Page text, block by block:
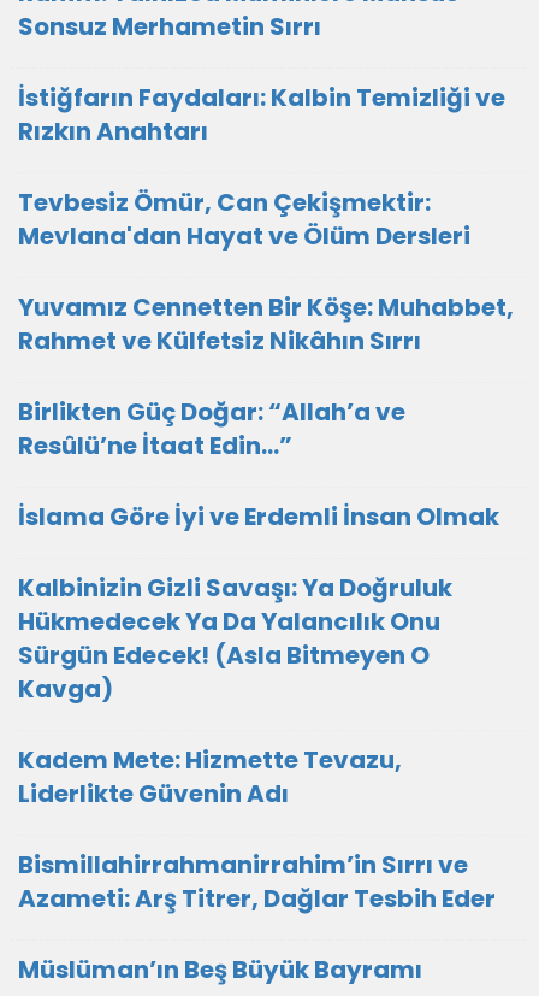
Sonsuz Merhametin Sırrı
İstiğfarın Faydaları: Kalbin Temizliği ve
Rızkın Anahtarı
Tevbesiz Ömür, Can Çekişmektir:
Mevlana'dan Hayat ve Ölüm Dersleri
Yuvamız Cennetten Bir Köşe: Muhabbet,
Rahmet ve Külfetsiz Nikâhın Sırrı
Birlikten Güç Doğar: “Allah’a ve
Resûlü’ne İtaat Edin…”
İslama Göre İyi ve Erdemli İnsan Olmak
Kalbinizin Gizli Savaşı: Ya Doğruluk
Hükmedecek Ya Da Yalancılık Onu
Sürgün Edecek! (Asla Bitmeyen O
Kavga)
Kadem Mete: Hizmette Tevazu,
Liderlikte Güvenin Adı
Bismillahirrahmanirrahim’in Sırrı ve
Azameti: Arş Titrer, Dağlar Tesbih Eder
Müslüman’ın Beş Büyük Bayramı